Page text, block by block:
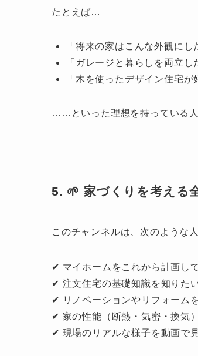
たとえば…
「将来の家はこんな外観にし
「ガレージと暮らしを両立し
「木を使ったデザイン住宅が
……といった理想を持っている人
5. 🌱 家づくりを考える
このチャンネルは、次のような
✔ マイホームをこれから計画し
✔ 注文住宅の基礎知識を知りた
✔ リノベーションやリフォーム
✔ 家の性能（断熱・気密・換気
✔ 現場のリアルな様子を動画で